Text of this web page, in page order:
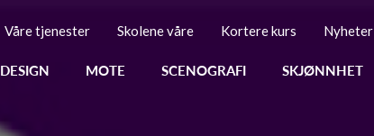
Nyheter
Kortere kurs
Skolene våre
Våre tjenester
SKJØNNHET
SCENOGRAFI
MOTE
DESIGN